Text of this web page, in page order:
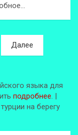
Далее
языка для
подробнее. |
на берегу